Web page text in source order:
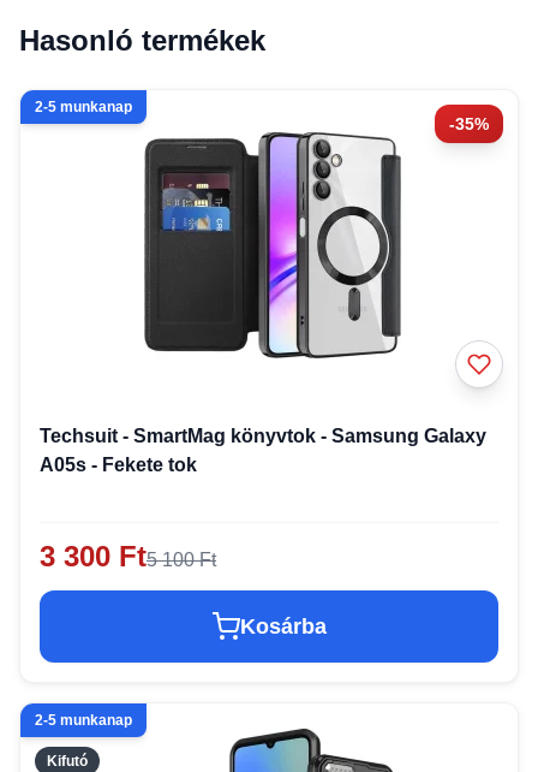
Hasonló termékek
-35%
2-5 munkanap
Techsuit - SmartMag könyvtok - Samsung Galaxy
A05s - Fekete tok
3 300 Ft5 100 Ft
Kosárba
Kifutó
2-5 munkanap